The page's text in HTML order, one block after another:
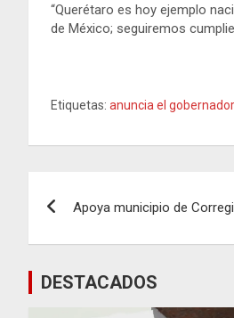
“Querétaro es hoy ejemplo
de México; seguiremos
Etiquetas: anuncia el
entradas
Apoya municipio de
DESTACADOS